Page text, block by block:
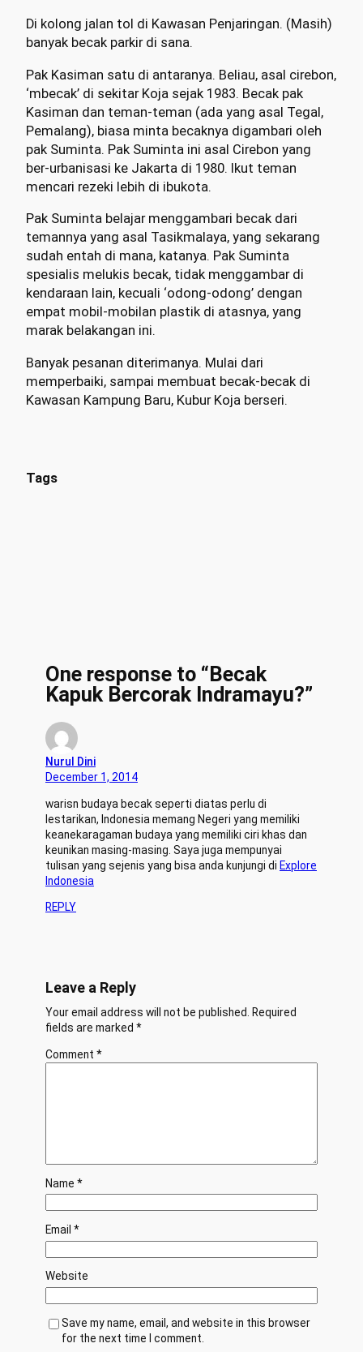
Di kolong jalan tol di Kawasan Penjaringan. (Masih)
banyak becak parkir di sana.
Pak Kasiman satu di antaranya. Beliau, asal cirebon,
‘mbecak’ di sekitar Koja sejak 1983. Becak pak
Kasiman dan teman-teman (ada yang asal Tegal,
Pemalang), biasa minta becaknya digambari oleh
pak Suminta. Pak Suminta ini asal Cirebon yang
ber-urbanisasi ke Jakarta di 1980. Ikut teman
mencari rezeki lebih di ibukota.
Pak Suminta belajar menggambari becak dari
temannya yang asal Tasikmalaya, yang sekarang
sudah entah di mana, katanya. Pak Suminta
spesialis melukis becak, tidak menggambar di
kendaraan lain, kecuali ‘odong-odong’ dengan
empat mobil-mobilan plastik di atasnya, yang
marak belakangan ini.
Banyak pesanan diterimanya. Mulai dari
memperbaiki, sampai membuat becak-becak di
Kawasan Kampung Baru, Kubur Koja berseri.
Tags
One response to “Becak
Kapuk Bercorak Indramayu?”
Nurul Dini
December 1, 2014
warisn budaya becak seperti diatas perlu di
lestarikan, Indonesia memang Negeri yang memiliki
keanekaragaman budaya yang memiliki ciri khas dan
keunikan masing-masing. Saya juga mempunyai
tulisan yang sejenis yang bisa anda kunjungi di Explore
Indonesia
REPLY
Leave a Reply
Your email address will not be published. Required
fields are marked *
Comment *
Name *
Email *
Website
Save my name, email, and website in this browser
for the next time I comment.